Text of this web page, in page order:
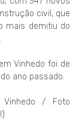
civil, que
mais demitiu do
Vinhedo foi de
ano passado.
Vinhedo / Foto